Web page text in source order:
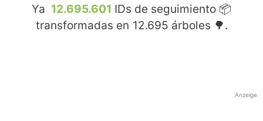
Ya 12.695.601 IDs de seguimiento 📦
transformadas en 12.695 árboles 🌳.
Anzeige